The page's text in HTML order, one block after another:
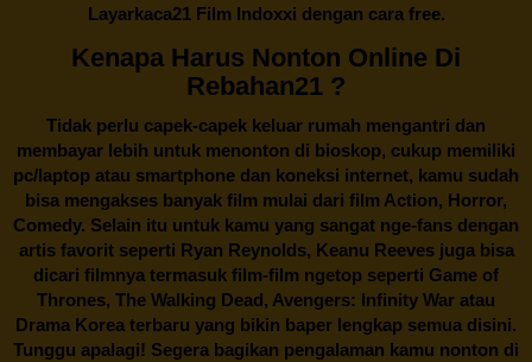
Layarkaca21 Film Indoxxi dengan cara free.
Kenapa Harus Nonton Online Di
Rebahan21 ?
Tidak perlu capek-capek keluar rumah mengantri dan
membayar lebih untuk menonton di bioskop, cukup memiliki
pc/laptop atau smartphone dan koneksi internet, kamu sudah
bisa mengakses banyak film mulai dari film Action, Horror,
Comedy. Selain itu untuk kamu yang sangat nge-fans dengan
artis favorit seperti Ryan Reynolds, Keanu Reeves juga bisa
dicari filmnya termasuk film-film ngetop seperti Game of
Thrones, The Walking Dead, Avengers: Infinity War atau
Drama Korea terbaru yang bikin baper lengkap semua disini.
Tunggu apalagi! Segera bagikan pengalaman kamu nonton di